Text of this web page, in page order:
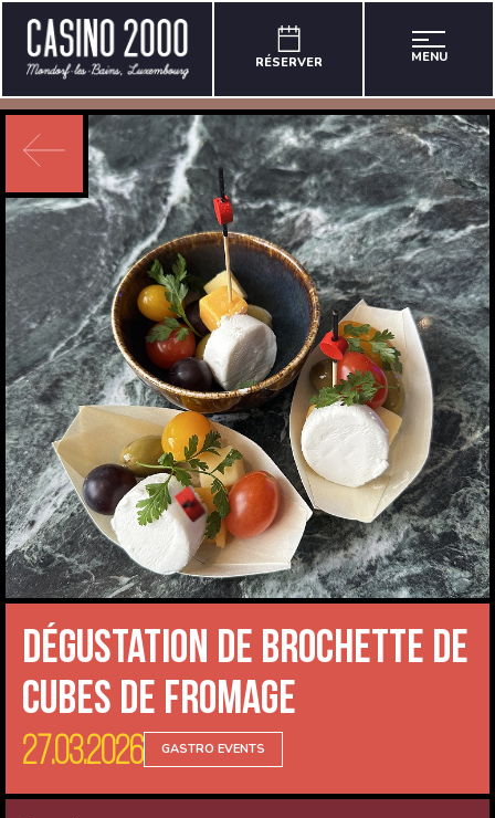
RÉSERVER MENU
Dégustation de Brochette de
Cubes de Fromage
27.03.2026 GASTRO EVENTS